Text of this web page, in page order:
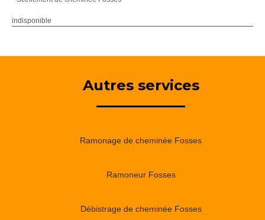
indisponible
Autres services
Ramonage de cheminée Fosses
Ramoneur Fosses
Débistrage de cheminée Fosses